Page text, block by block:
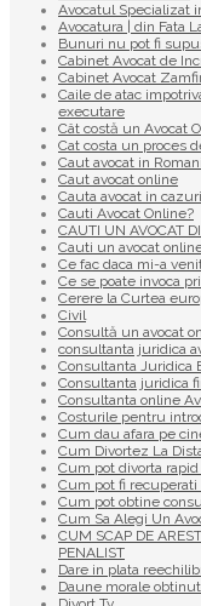
Avocatul Specializat
Avocatura | din Fata
Bunuri nu pot fi
Cabinet Avocat de
Cabinet Avocat
Caile de atac
executare
Cât costă un Avocat
Cat costa un proces
Caut avocat in
Caut avocat online
Cauta avocat in
Cauti Avocat Online?
CAUTI UN AVOCAT
Cauti un avocat
Ce fac daca mi-a
Ce se poate invoca
Cerere la Curtea
Civil
Consultă un avocat
consultanta juridica
Consultanta Juridica
Consultanta juridica
Consultanta online
Costurile pentru
Cum dau afara pe
Cum Divortez La
Cum pot divorta
Cum pot fi
Cum pot obtine
Cum Sa Alegi Un
CUM SCAP DE
PENALIST
Dare in plata
Daune morale